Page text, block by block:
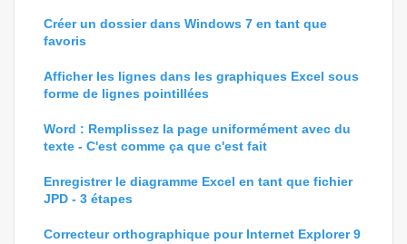
Créer un dossier dans Windows 7 en tant que
favoris
Afficher les lignes dans les graphiques Excel sous
forme de lignes pointillées
Word : Remplissez la page uniformément avec du
texte - C'est comme ça que c'est fait
Enregistrer le diagramme Excel en tant que fichier
JPD - 3 étapes
Correcteur orthographique pour Internet Explorer 9